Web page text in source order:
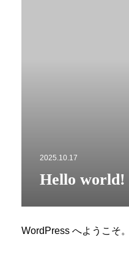
2025.10.17
Hello world!
WordPress へようこそ